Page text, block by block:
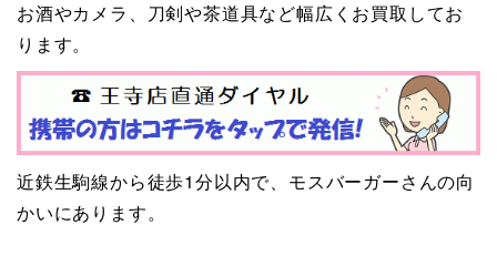
お酒やカメラ、刀剣や茶道具など幅広くお買取してお
ります。
近鉄生駒線から徒歩1分以内で、モスバーガーさんの向
かいにあります。